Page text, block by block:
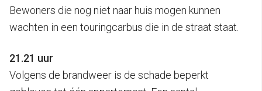
Bewoners die nog niet naar huis mogen kunnen
wachten in een touringcarbus die in de straat staat.
21.21 uur
Volgens de brandweer is de schade beperkt